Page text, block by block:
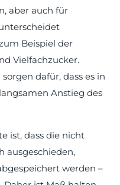
aber auch für
Beispiel der
Vielfachzucker.
dafür, dass es in
Anstieg des
ist, dass die nicht
ausgeschieden,
werden –